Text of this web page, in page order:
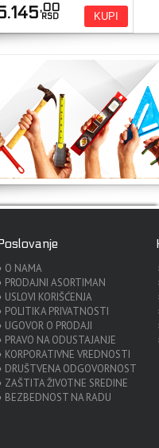
,00
RSD KUPI
O NAMA
PRODAJNI ASORTIMAN
USLOVI KORIŠĆENJA
POLITIKA PRIVATNOSTI
UGOVOR O PRODAJI
PRAVO NA ODUSTAJANJE
KORPORATIVNE VREDNOSTI
DRUŠTVENA ODGOVORNOST
ZAŠTITA ŽIVOTNE SREDINE
BEZBEDNOST NA RADU